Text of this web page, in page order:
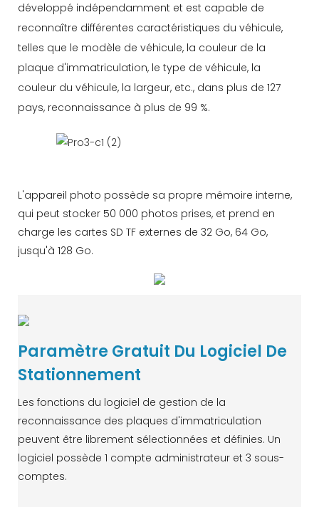
développé indépendamment et est capable de
reconnaître différentes caractéristiques du véhicule,
telles que le modèle de véhicule, la couleur de la
plaque d'immatriculation, le type de véhicule, la
couleur du véhicule, la largeur, etc., dans plus de 127
pays, reconnaissance à plus de 99 %.
L'appareil photo possède sa propre mémoire interne,
qui peut stocker 50 000 photos prises, et prend en
charge les cartes SD TF externes de 32 Go, 64 Go,
jusqu'à 128 Go.
Paramètre Gratuit Du Logiciel De
Stationnement
Les fonctions du logiciel de gestion de la
reconnaissance des plaques d'immatriculation
peuvent être librement sélectionnées et définies. Un
logiciel possède 1 compte administrateur et 3 sous-
comptes.